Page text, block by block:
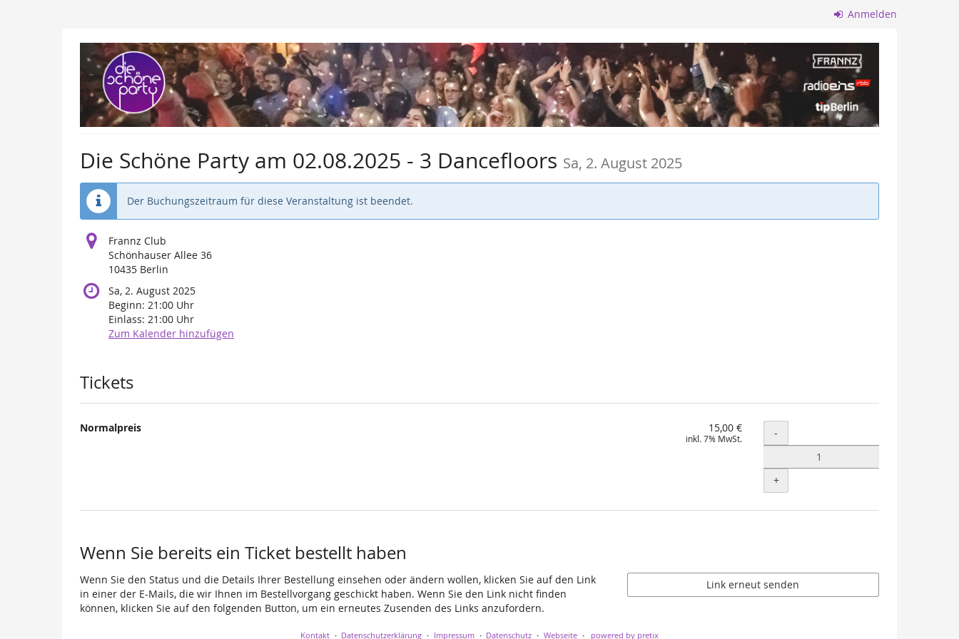
Anmelden
Die Schöne Party am 02.08.2025 - 3 Dancefloors Sa, 2. August 2025
Der Buchungszeitraum für diese Veranstaltung ist beendet.
Frannz Club
Schönhauser Allee 36
10435 Berlin
Sa, 2. August 2025
Beginn: 21:00 Uhr
Einlass: 21:00 Uhr
Zum Kalender hinzufügen
Produkte
Tickets
Normalpreis 15,00 €
inkl. 7% MwSt. Menge
-
+
Wenn Sie bereits ein Ticket bestellt haben
Wenn Sie den Status und die Details Ihrer Bestellung einsehen oder ändern wollen, klicken Sie auf den Link
in einer der E-Mails, die wir Ihnen im Bestellvorgang geschickt haben. Wenn Sie den Link nicht finden
können, klicken Sie auf den folgenden Button, um ein erneutes Zusenden des Links anzufordern.
Link erneut senden
Kontakt Datenschutzerklärung Impressum Datenschutz Webseite powered by pretix